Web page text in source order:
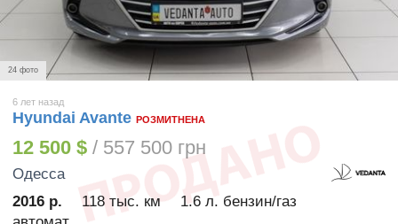
24 фото
6 лет назад
Hyundai Avante РОЗМИТНЕНА
12 500 $ / 557 500 грн
Одесса
2016 р.
118 тыс. км
1.6 л. бензин/газ